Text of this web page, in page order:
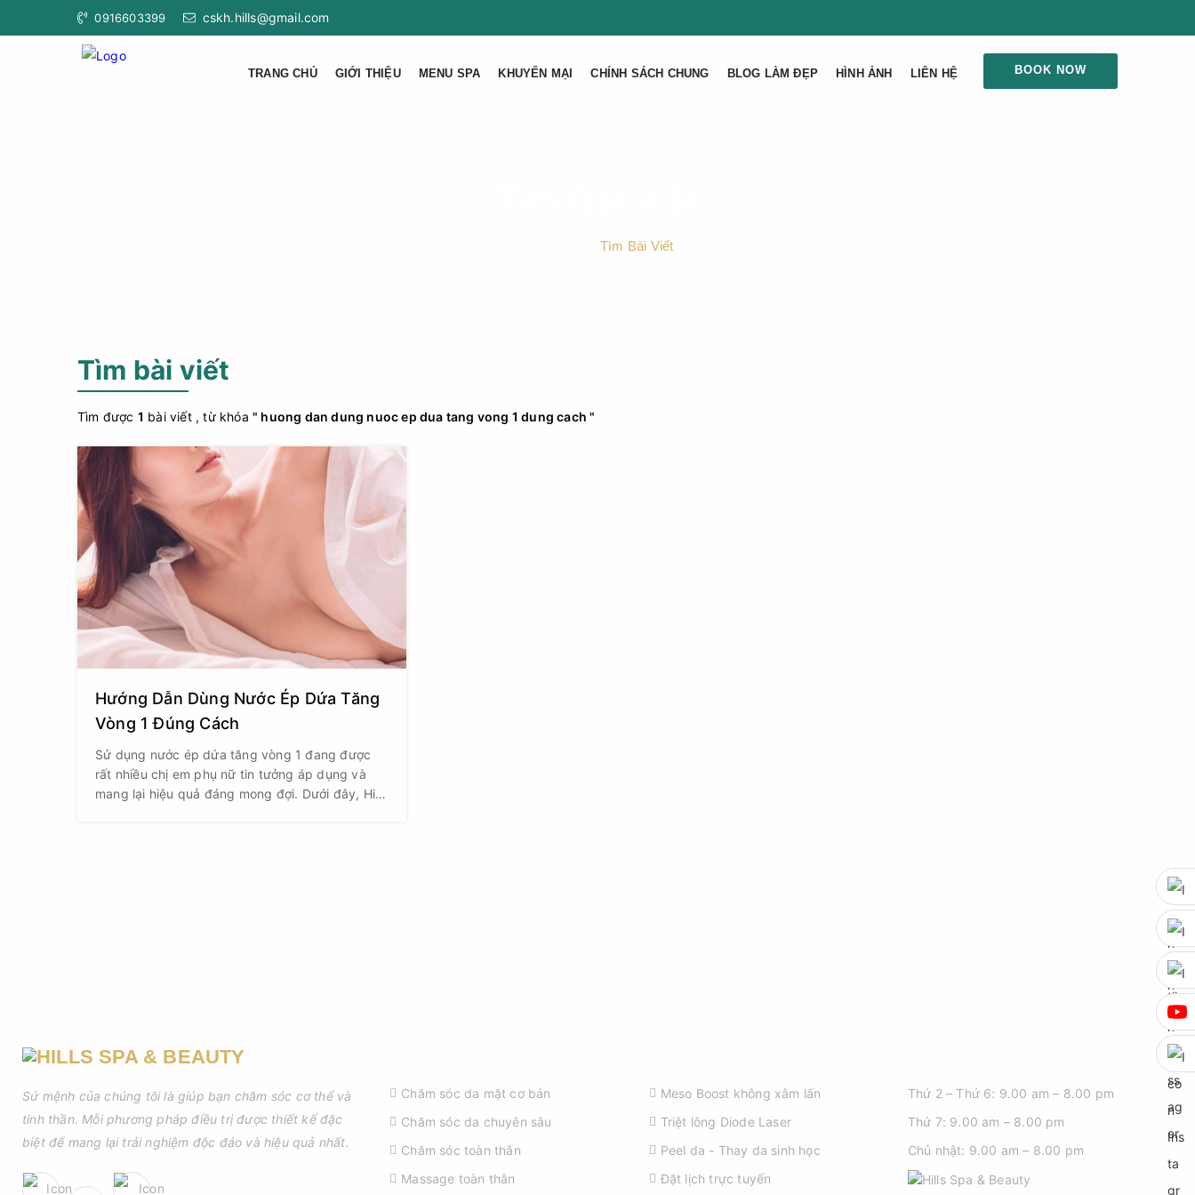
0916603399 cskh.hills@gmail.com
TRANG CHỦ GIỚI THIỆU MENU SPA KHUYẾN MẠI CHÍNH SÁCH CHUNG BLOG LÀM ĐẸP HÌNH ẢNH LIÊN HỆ BOOK NOW
Tìm Bài Viết
Tìm bài viết
Tìm được 1 bài viết , từ khóa" huong dan dung nuoc ep dua tang vong 1 dung cach "
Hướng Dẫn Dùng Nước Ép Dứa Tăng
Vòng 1 Đúng Cách
Sử dụng nước ép dứa tăng vòng 1 đang được
rất nhiều chị em phụ nữ tin tưởng áp dụng và
mang lại hiệu quả đáng mong đợi. Dưới đây, Hills
Sứ mệnh của chúng tôi là giúp bạn chăm sóc cơ thể và
tinh thần. Mỗi phương pháp điều trị được thiết kế đặc
biệt để mang lại trải nghiệm độc đáo và hiệu quả nhất.
Chăm sóc da mặt cơ bản
Chăm sóc da chuyên sâu
Chăm sóc toàn thân
Massage toàn thân
Meso Boost không xâm lấn
Triệt lông Diode Laser
Peel da - Thay da sinh học
Đặt lịch trực tuyến
Thứ 2 – Thứ 6: 9.00 am – 8.00 pm
Thứ 7: 9.00 am – 8.00 pm
Chủ nhật: 9.00 am – 8.00 pm